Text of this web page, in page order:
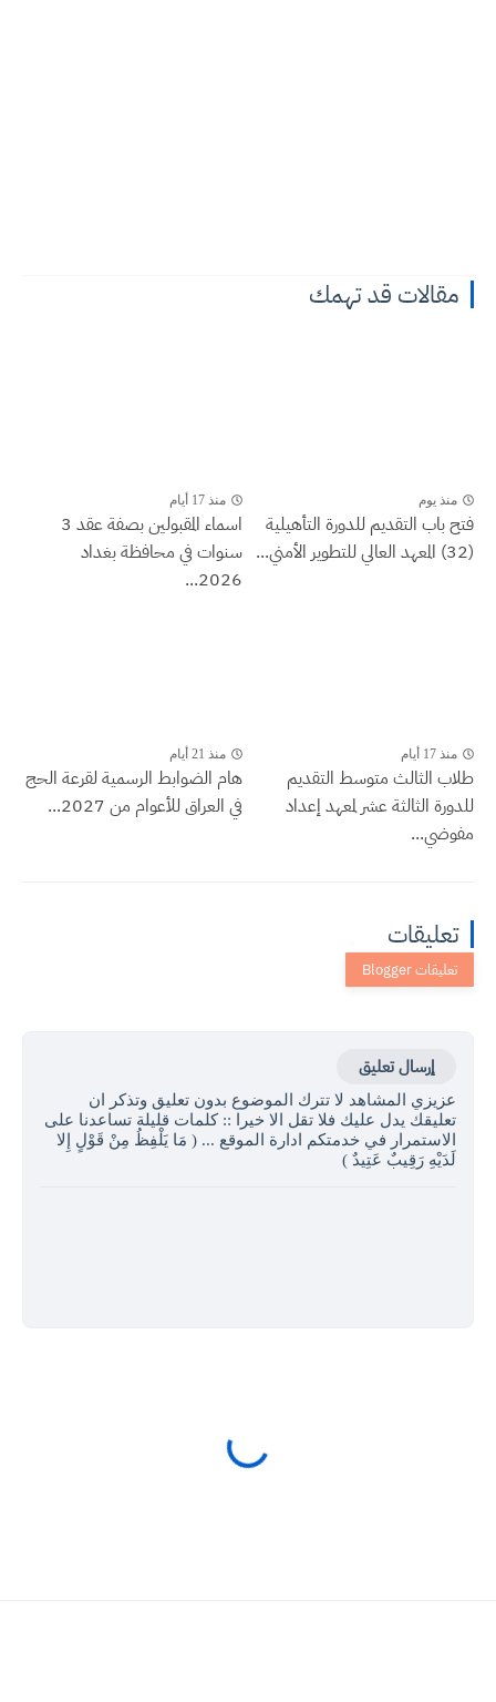
مقالات قد تهمك
منذ يوم
فتح باب التقديم للدورة التأهيلية
(32) المعهد العالي للتطوير الأمني...
منذ 17 أيام
اسماء المقبولين بصفة عقد 3
سنوات في محافظة بغداد
2026...
منذ 17 أيام
طلاب الثالث متوسط التقديم
للدورة الثالثة عشر لمعهد إعداد
مفوضي...
منذ 21 أيام
هام الضوابط الرسمية لقرعة الحج
في العراق للأعوام من 2027...
تعليقات
إرسال تعليق
عزيزي المشاهد لا تترك الموضوع بدون تعليق وتذكر ان
تعليقك يدل عليك فلا تقل الا خيرا :: كلمات قليلة تساعدنا على
الاستمرار في خدمتكم ادارة الموقع ... ( مَا يَلْفِظُ مِنْ قَوْلٍ إِلا
لَدَيْهِ رَقِيبٌ عَتِيدٌ )